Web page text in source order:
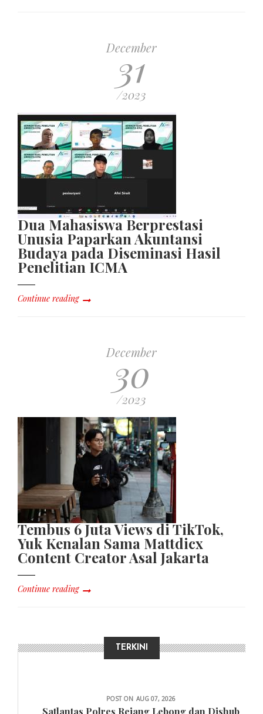
December
31
/2023
Dua Mahasiswa Berprestasi
Unusia Paparkan Akuntansi
Budaya pada Diseminasi Hasil
Penelitian ICMA
Continue reading
December
30
/2023
Tembus 6 Juta Views di TikTok,
Yuk Kenalan Sama Mattdicx
Content Creator Asal Jakarta
Continue reading
TERKINI
POST ON AUG 07, 2026
Satlantas Polres Rejang Lebong dan Dishub